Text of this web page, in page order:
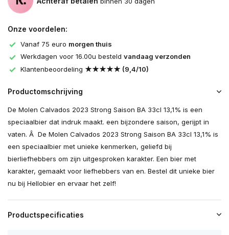
Onze voordelen:
Vanaf 75 euro morgen thuis
Werkdagen voor 16.00u besteld vandaag verzonden
Klantenbeoordeling ★★★★★ (9,4/10)
Productomschrijving
De Molen Calvados 2023 Strong Saison BA 33cl 13,1% is een
speciaalbier dat indruk maakt. een bijzondere saison, gerijpt in
vaten. Â De Molen Calvados 2023 Strong Saison BA 33cl 13,1% is
een speciaalbier met unieke kenmerken, geliefd bij
bierliefhebbers om zijn uitgesproken karakter. Een bier met
karakter, gemaakt voor liefhebbers van en. Bestel dit unieke bier
nu bij Hellobier en ervaar het zelf!
Productspecificaties